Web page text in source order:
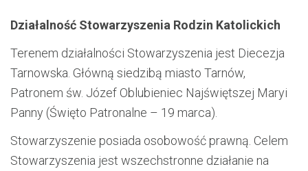
Działalność Stowarzyszenia Rodzin Katolickich
Terenem działalności Stowarzyszenia jest Diecezja
Tarnowska. Główną siedzibą miasto Tarnów,
Patronem św. Józef Oblubieniec Najświętszej Maryi
Panny (Święto Patronalne – 19 marca).
Stowarzyszenie posiada osobowość prawną. Celem
Stowarzyszenia jest wszechstronne działanie na